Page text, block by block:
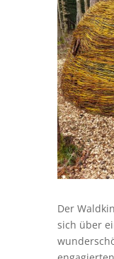
Der
sich über